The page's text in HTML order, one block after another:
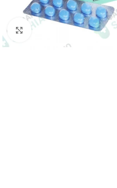
Click to enlarge